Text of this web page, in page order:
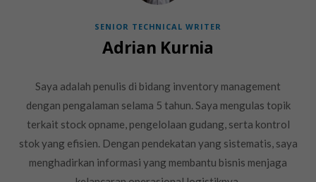
SENIOR TECHNICAL WRITER
Adrian Kurnia
Saya adalah penulis di bidang inventory management
dengan pengalaman selama 5 tahun. Saya mengulas topik
terkait stock opname, pengelolaan gudang, serta kontrol
stok yang efisien. Dengan pendekatan yang sistematis, saya
menghadirkan informasi yang membantu bisnis menjaga